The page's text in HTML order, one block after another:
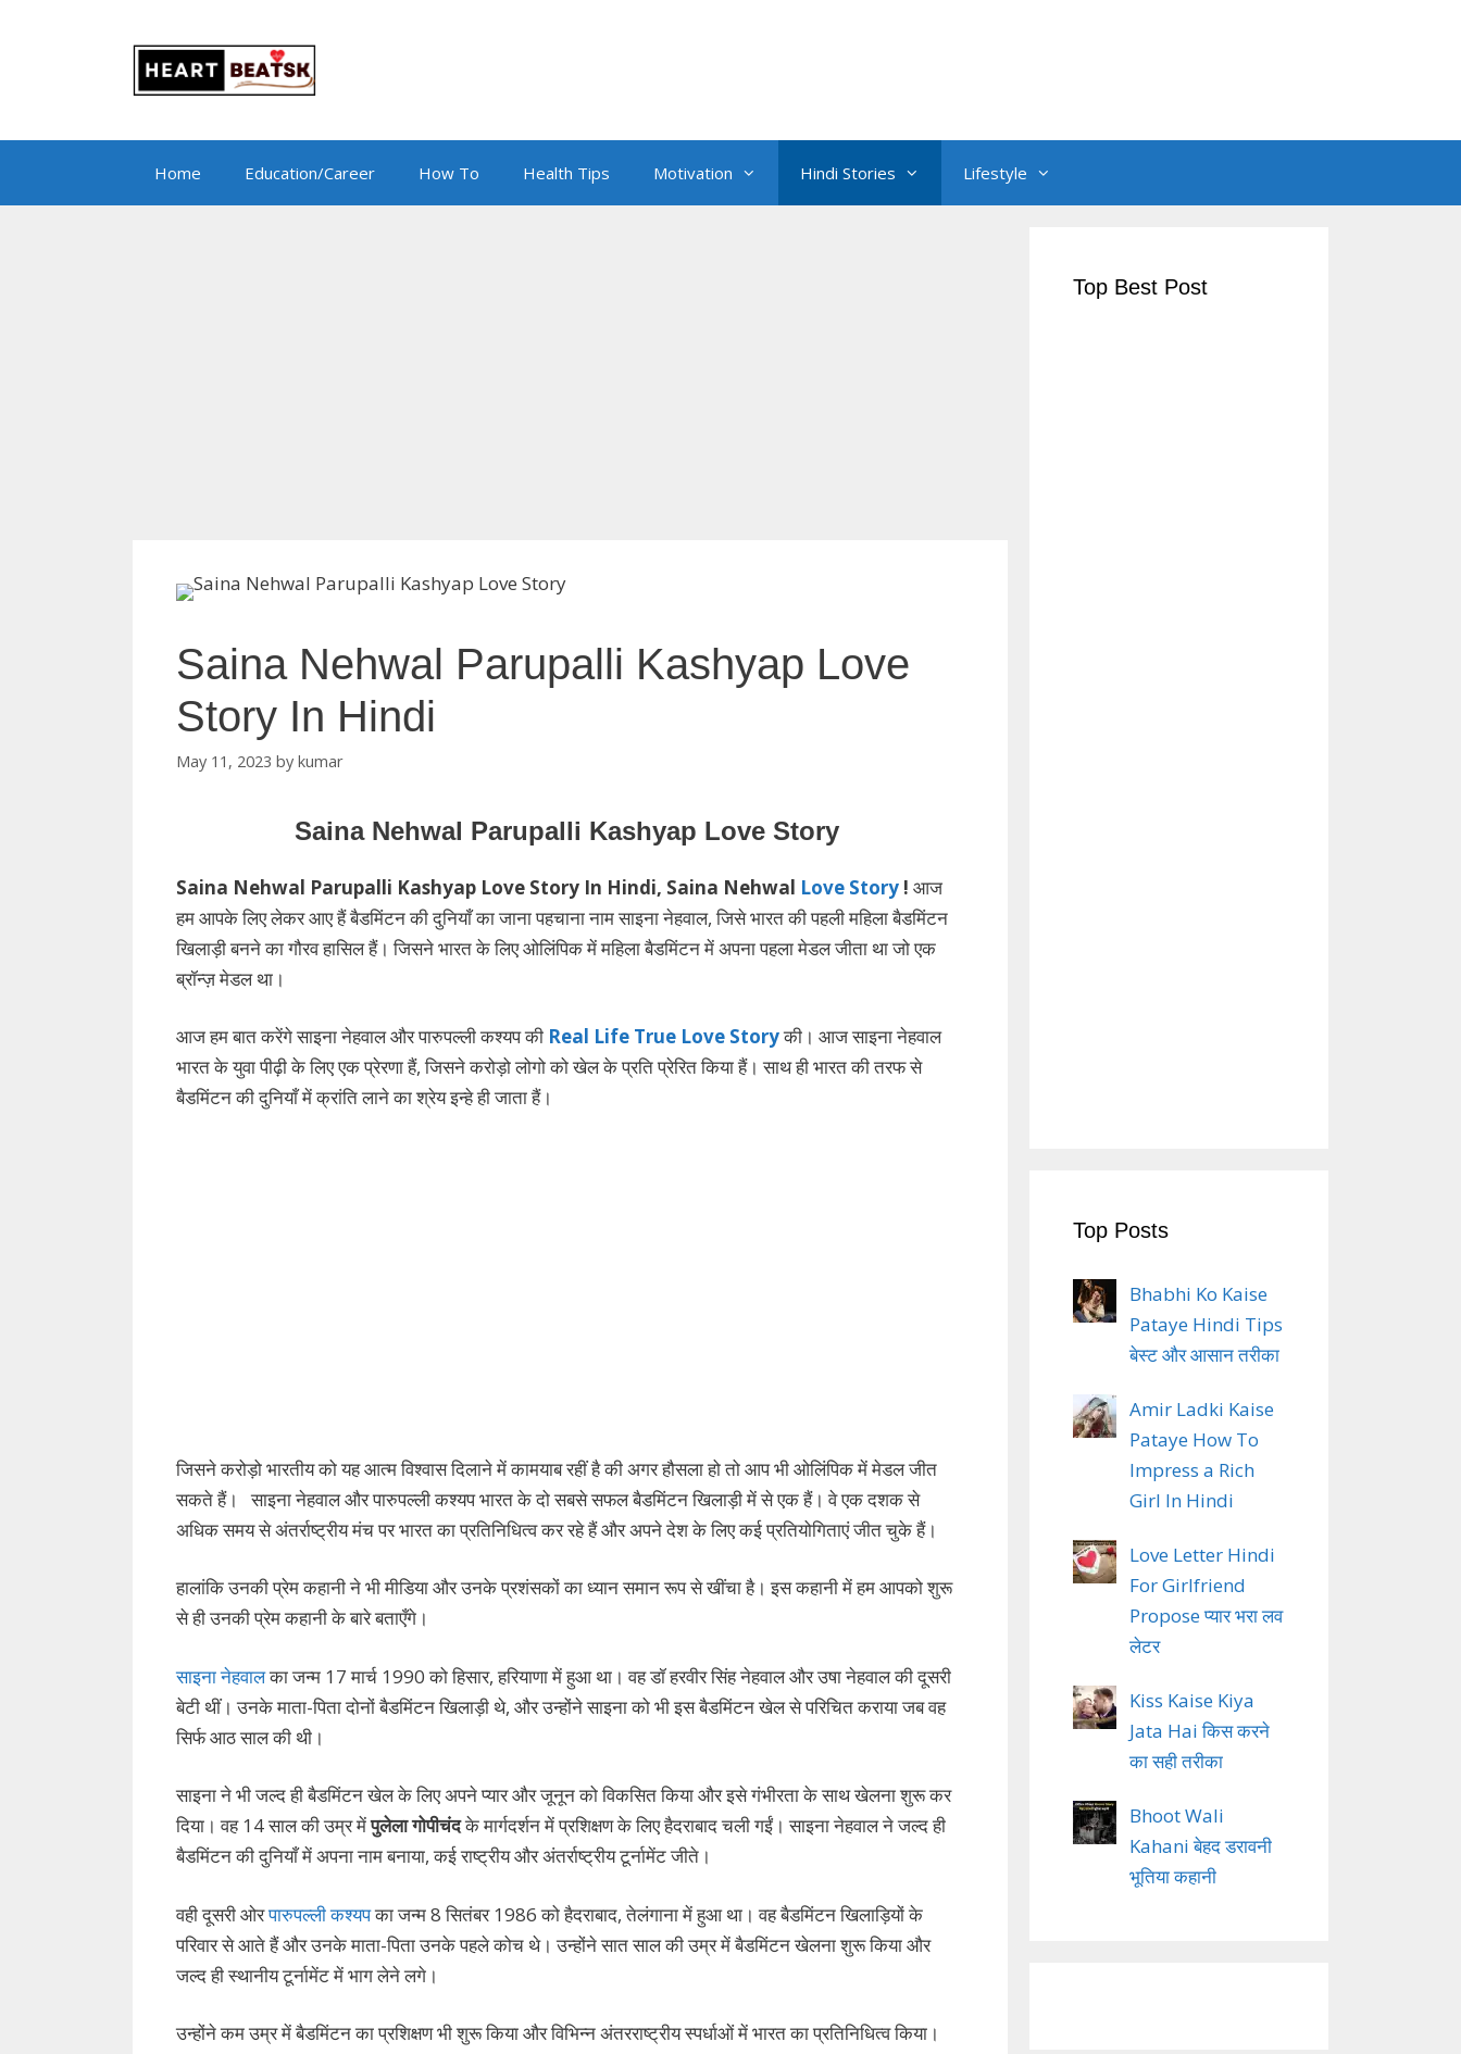
Home Education/Career How To Health Tips Motivation Hindi Stories Lifestyle
Saina Nehwal Parupalli Kashyap Love
Story In Hindi
May 11, 2023 by kumar
Saina Nehwal Parupalli Kashyap Love Story
Saina Nehwal Parupalli Kashyap Love Story In Hindi, Saina Nehwal Love Story ! आज
हम आपके लिए लेकर आए हैं बैडमिंटन की दुनियाँ का जाना पहचाना नाम साइना नेहवाल, जिसे भारत की पहली महिला बैडमिंटन
खिलाड़ी बनने का गौरव हासिल हैं। जिसने भारत के लिए ओलिंपिक में महिला बैडमिंटन में अपना पहला मेडल जीता था जो एक
ब्रॉन्ज़ मेडल था।
आज हम बात करेंगे साइना नेहवाल और पारुपल्ली कश्यप की Real Life True Love Storyकी। आज साइना नेहवाल
भारत के युवा पीढ़ी के लिए एक प्रेरणा हैं, जिसने करोड़ो लोगो को खेल के प्रति प्रेरित किया हैं। साथ ही भारत की तरफ से
बैडमिंटन की दुनियाँ में क्रांति लाने का श्रेय इन्हे ही जाता हैं।
जिसने करोड़ो भारतीय को यह आत्म विश्वास दिलाने में कामयाब रहीं है की अगर हौसला हो तो आप भी ओलिंपिक में मेडल जीत
सकते हैं। साइना नेहवाल और पारुपल्ली कश्यप भारत के दो सबसे सफल बैडमिंटन खिलाड़ी में से एक हैं। वे एक दशक से
अधिक समय से अंतर्राष्ट्रीय मंच पर भारत का प्रतिनिधित्व कर रहे हैं और अपने देश के लिए कई प्रतियोगिताएं जीत चुके हैं।
हालांकि उनकी प्रेम कहानी ने भी मीडिया और उनके प्रशंसकों का ध्यान समान रूप से खींचा है। इस कहानी में हम आपको शुरू
से ही उनकी प्रेम कहानी के बारे बताएँगे।
साइना नेहवालका जन्म 17 मार्च 1990 को हिसार, हरियाणा में हुआ था। वह डॉ हरवीर सिंह नेहवाल और उषा नेहवाल की दूसरी
बेटी थीं। उनके माता-पिता दोनों बैडमिंटन खिलाड़ी थे, और उन्होंने साइना को भी इस बैडमिंटन खेल से परिचित कराया जब वह
सिर्फ आठ साल की थी।
साइना ने भी जल्द ही बैडमिंटन खेल के लिए अपने प्यार और जूनून को विकसित किया और इसे गंभीरता के साथ खेलना शुरू कर
दिया। वह 14 साल की उम्र मेंपुलेला गोपीचंदके मार्गदर्शन में प्रशिक्षण के लिए हैदराबाद चली गईं। साइना नेहवाल ने जल्द ही
बैडमिंटन की दुनियाँ में अपना नाम बनाया, कई राष्ट्रीय और अंतर्राष्ट्रीय टूर्नामेंट जीते।
वही दूसरी ओरपारुपल्ली कश्यपका जन्म 8 सितंबर 1986 को हैदराबाद, तेलंगाना में हुआ था। वह बैडमिंटन खिलाड़ियों के
परिवार से आते हैं और उनके माता-पिता उनके पहले कोच थे। उन्होंने सात साल की उम्र में बैडमिंटन खेलना शुरू किया और
जल्द ही स्थानीय टूर्नामेंट में भाग लेने लगे।
उन्होंने कम उम्र में बैडमिंटन का प्रशिक्षण भी शुरू किया और विभिन्न अंतरराष्ट्रीय स्पर्धाओं में भारत का प्रतिनिधित्व किया।
Top Best Post
Top Posts
Bhabhi Ko Kaise
Pataye Hindi Tips
बेस्ट और आसान तरीका
Amir Ladki Kaise
Pataye How To
Impress a Rich
Girl In Hindi
Love Letter Hindi
For Girlfriend
Propose प्यार भरा लव
लेटर
Kiss Kaise Kiya
Jata Hai किस करने
का सही तरीका
Bhoot Wali
Kahani बेहद डरावनी
भूतिया कहानी